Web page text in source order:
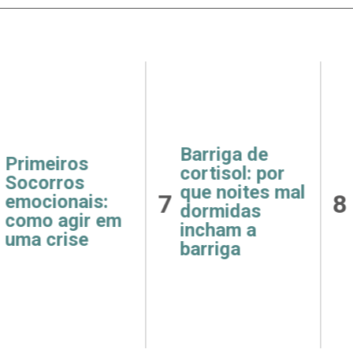
de
por
mal
a
8
Receitas
fáceis e
saudáveis
para o café da
manhã
9
como
e